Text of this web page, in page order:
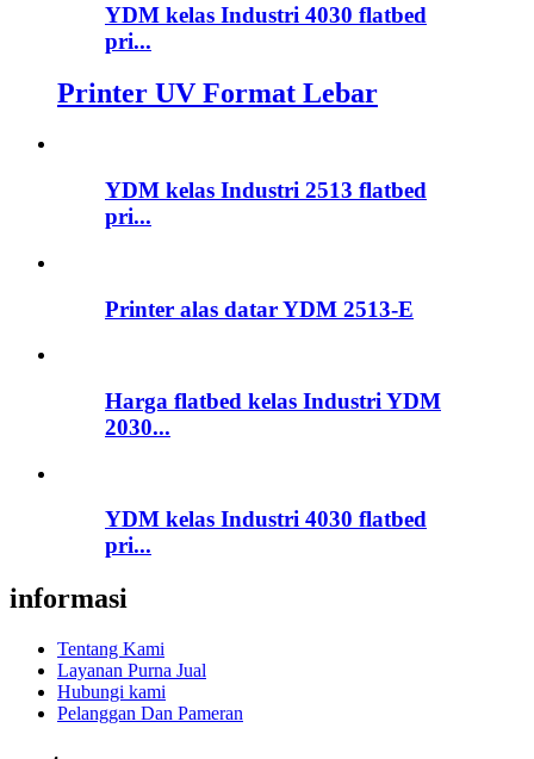
YDM kelas Industri 4030 flatbed
pri...
Printer UV Format Lebar
YDM kelas Industri 2513 flatbed
pri...
Printer alas datar YDM 2513-E
Harga flatbed kelas Industri YDM
2030...
YDM kelas Industri 4030 flatbed
pri...
informasi
Tentang Kami
Layanan Purna Jual
Hubungi kami
Pelanggan Dan Pameran